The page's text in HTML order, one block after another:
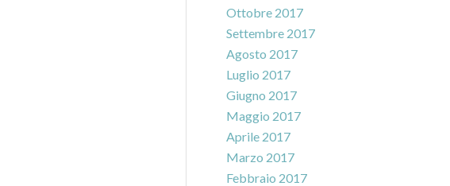
Ottobre 2017
Settembre 2017
Agosto 2017
Luglio 2017
Giugno 2017
Maggio 2017
Aprile 2017
Marzo 2017
Febbraio 2017